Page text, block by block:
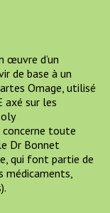
œuvre d’un
de base à un
Omage, utilisé
axé sur les
toute
Dr Bonnet
qui font partie de
médicaments,